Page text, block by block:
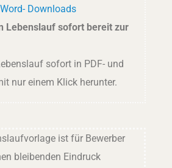
Downloads
Lebenslauf sofort bereit zur
sofort in PDF- und
nur einem Klick herunter.
ist für Bewerber
bleibenden Eindruck